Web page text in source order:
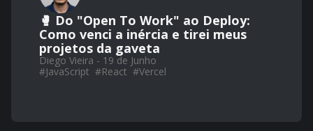
🥊 Do "Open To Work" ao Deploy:
Como venci a inércia e tirei meus
projetos da gaveta
Diego Vieira - 19 de Junho
#JavaScript #React #Vercel